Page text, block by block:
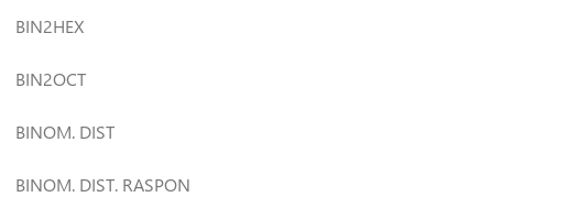
BIN2HEX
BIN2OCT
BINOM. DIST
BINOM. DIST. RASPON